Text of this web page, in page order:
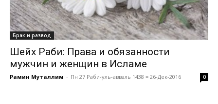
Брак и развод
Шейх Раби: Права и обязанности
мужчин и женщин в Исламе
Рамин Муталлим - Пн 27 Раби-уль-авваль 1438 = 26-Дек-2016 0